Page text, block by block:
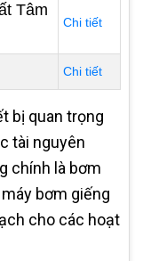
Tâm
Chi tiết
Chi tiết
bị quan trọng
tài nguyên
chính là bơm
bơm giếng
cho các hoạt